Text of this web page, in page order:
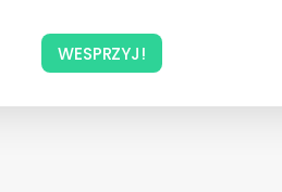
WESPRZYJ!